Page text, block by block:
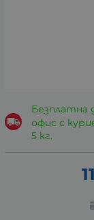
Безплатна
офис с
5 кг.